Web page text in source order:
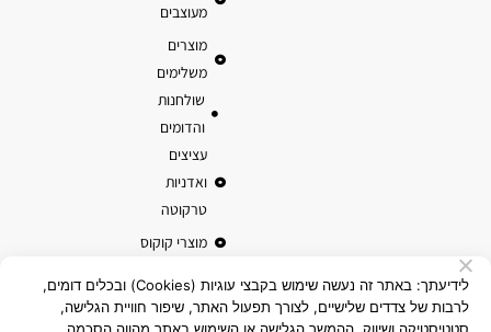
מעוצבים
מוצרים
משלימים
שולחנות
והדומים
עציצים
ואדניות
טרקוטה
מוצרי קוקוס
לידיעתך: באתר זה נעשה שימוש בקבצי עוגיות (Cookies) ובכלים דומים,
לרבות של צדדים שלישיים, לצורך תפעול האתר, שיפור חוויית הגלישה,